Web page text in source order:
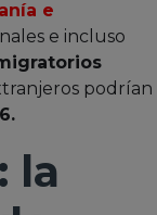
e
e incluso
podrían
la